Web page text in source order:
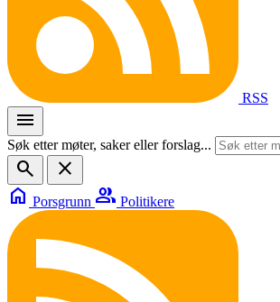
RSS
menu
Søk etter møter, saker eller forslag...
search
close
home Porsgrunn group Politikere